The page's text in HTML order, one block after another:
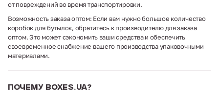
от повреждений во время транспортировки.
Возможность заказа оптом: Если вам нужно большое количество
коробок для бутылок, обратитесь к производителю для заказа
оптом. Это может сэкономить ваши средства и обеспечить
своевременное снабжение вашего производства упаковочными
материалами.
Почему boxes.ua?